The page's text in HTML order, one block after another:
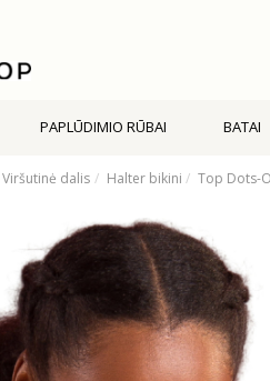
PAPLŪDIMIO RŪBAI BATAI
Viršutinė dalis Halter bikini Top Dots-